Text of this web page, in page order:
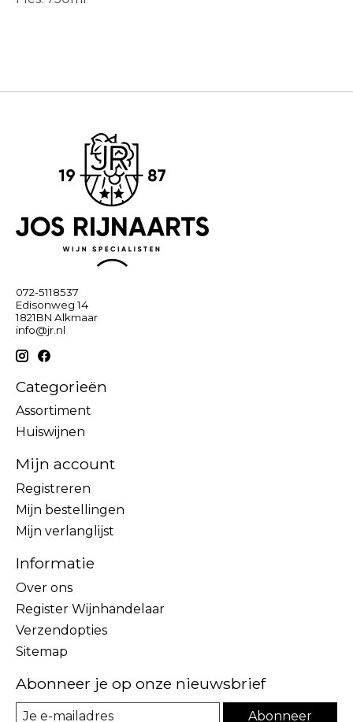
072-5118537
Edisonweg 14
1821BN Alkmaar
info@jr.nl
Categorieën
Assortiment
Huiswijnen
Mijn account
Registreren
Mijn bestellingen
Mijn verlanglijst
Informatie
Over ons
Register Wijnhandelaar
Verzendopties
Sitemap
Abonneer je op onze nieuwsbrief
Abonneer